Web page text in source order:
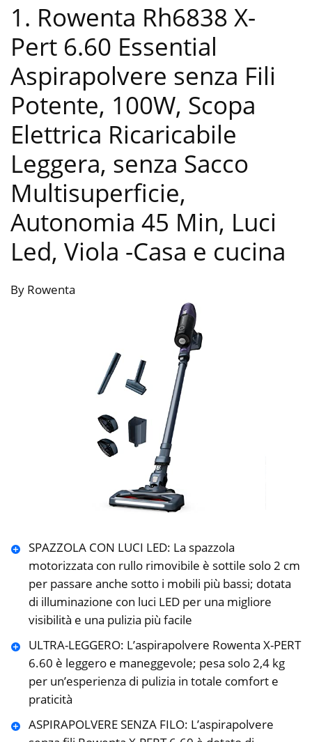
1. Rowenta Rh6838 X-
Pert 6.60 Essential
Aspirapolvere senza Fili
Potente, 100W, Scopa
Elettrica Ricaricabile
Leggera, senza Sacco
Multisuperficie,
Autonomia 45 Min, Luci
Led, Viola -Casa e cucina
By Rowenta
SPAZZOLA CON LUCI LED: La spazzola
motorizzata con rullo rimovibile è sottile solo 2 cm
per passare anche sotto i mobili più bassi; dotata
di illuminazione con luci LED per una migliore
visibilità e una pulizia più facile
ULTRA-LEGGERO: L’aspirapolvere Rowenta X-PERT
6.60 è leggero e maneggevole; pesa solo 2,4 kg
per un’esperienza di pulizia in totale comfort e
praticità
ASPIRAPOLVERE SENZA FILO: L’aspirapolvere